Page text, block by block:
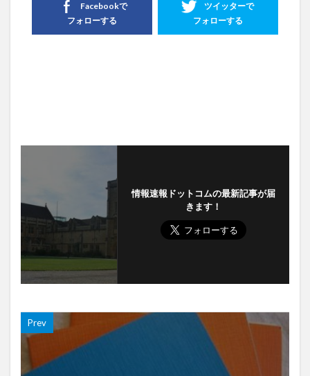
ツイッターで
フォローする
Facebookで
フォローする
情報速報ドットコムの最新記事が届
きます！
Prev